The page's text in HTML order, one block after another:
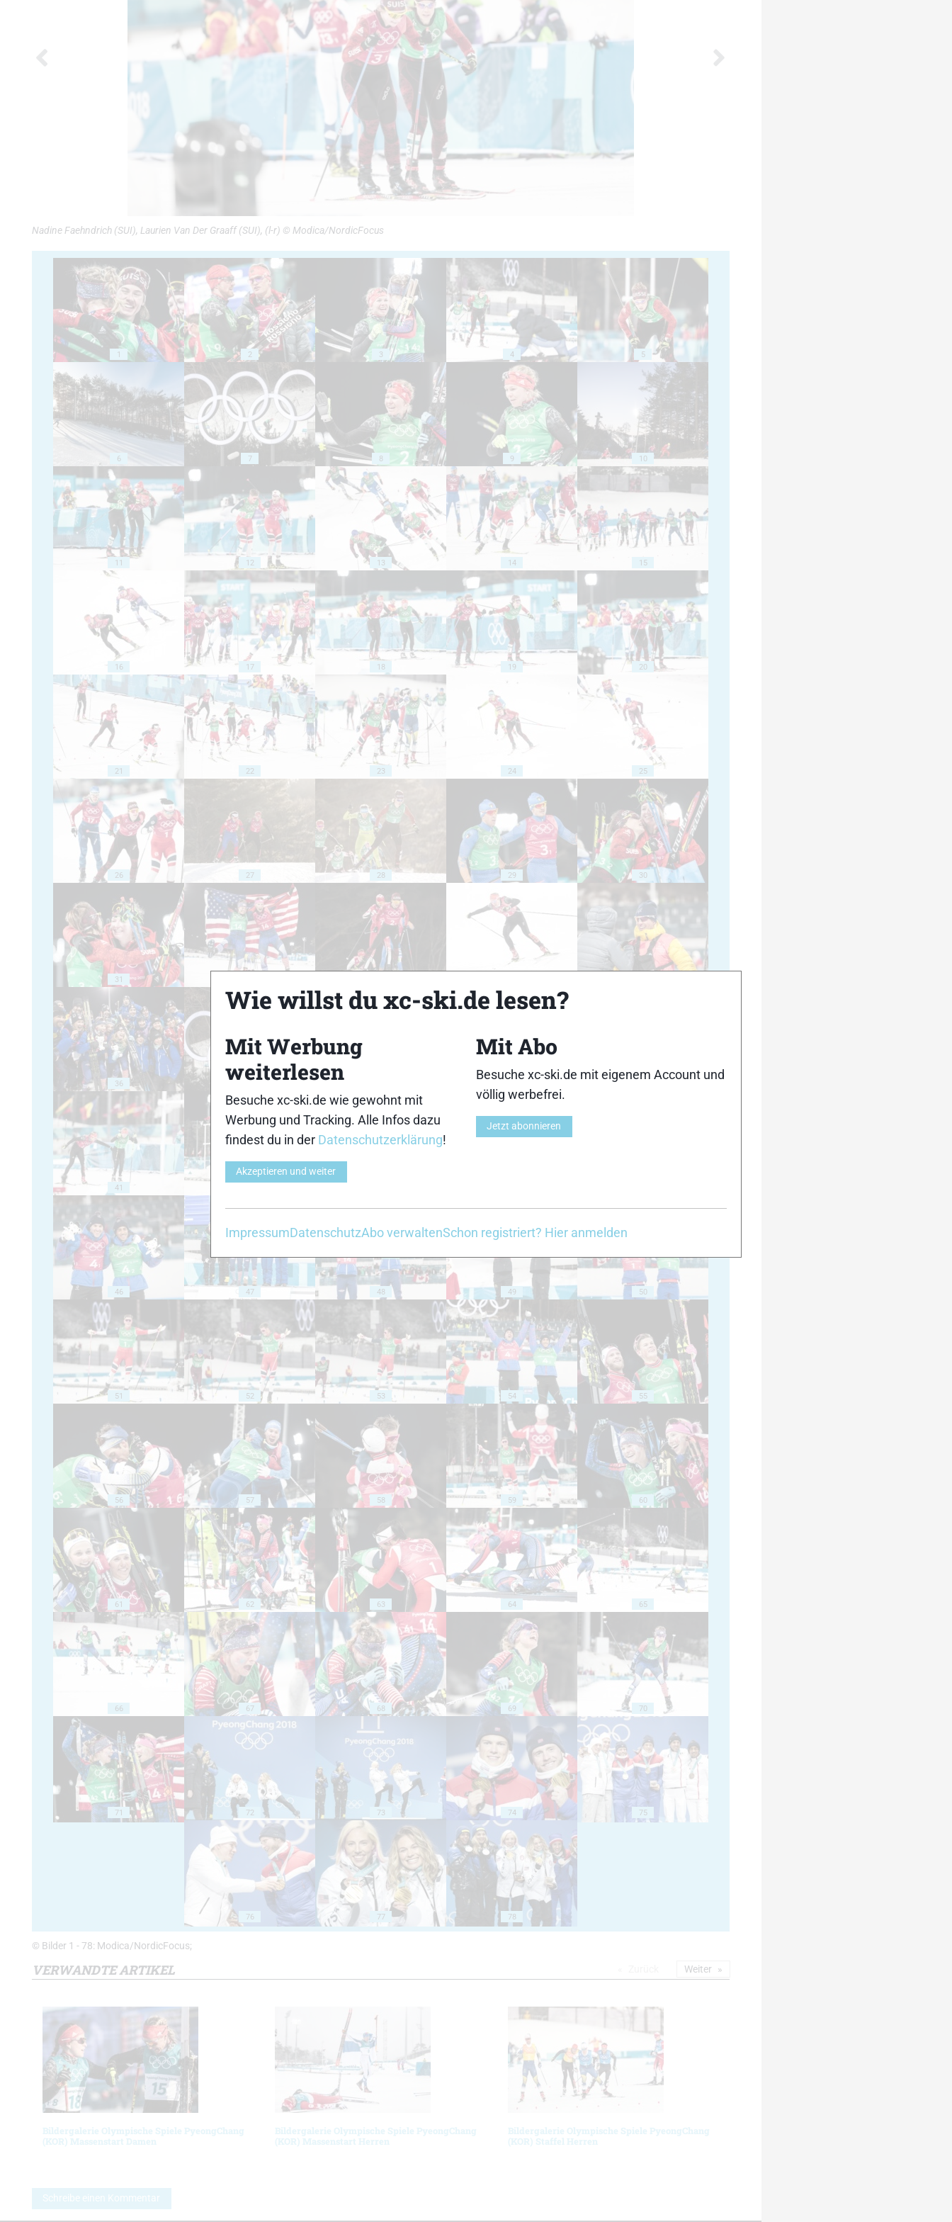
Nadine Faehndrich (SUI), Laurien Van Der Graaff (SUI), (l-r) © Modica/NordicFocus
1 2 3 4 5
6 7 8 9 10
11 12 13 14 15
16 17 18 19 20
21 22 23 24 25
26 27 28 29 30
31
36 37
41
46 47 48 49 50
51 52 53 54 55
56 57 58 59 60
61 62 63 64 65
66 67 68 69 70
71 72 73 74 75
76 77 78
© Bilder 1 - 78: Modica/NordicFocus;
VERWANDTE ARTIKEL
Bildergalerie Olympische Spiele PyeongChang
(KOR) Massenstart Damen
Bildergalerie Olympische Spiele PyeongChang
(KOR) Massenstart Herren
Bildergalerie Olympische Spiele PyeongChang
(KOR) Staffel Herren
Weiter
Schreibe einen Kommentar
Wie willst du xc-ski.de lesen?
Mit Werbung
weiterlesen
Besuche xc-ski.de wie gewohnt mit
Werbung und Tracking. Alle Infos dazu
findest du in der Datenschutzerklärung!
Akzeptieren und weiter
Mit Abo
Besuche xc-ski.de mit eigenem Account und
völlig werbefrei.
Jetzt abonnieren
ImpressumDatenschutzAbo verwaltenSchon registriert? Hier anmelden